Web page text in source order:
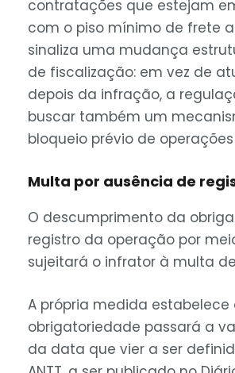
contratações que estejam
com o piso mínimo de frete
sinaliza uma mudança
de fiscalização: em vez de
depois da infração, a
buscar também um
bloqueio prévio de
Multa por ausência de
O descumprimento da
registro da operação por
sujeitará o infrator à multa de
A própria medida estabelece
obrigatoriedade passará a
da data que vier a ser